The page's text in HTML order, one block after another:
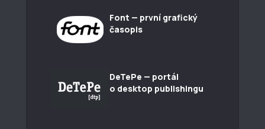
Font — první grafický
časopis
DeTePe — portál
o desktop publishingu